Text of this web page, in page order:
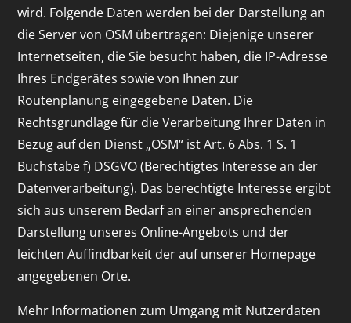
wird. Folgende Daten werden bei der Darstellung an
die Server von OSM übertragen: Diejenige unserer
Internetseiten, die Sie besucht haben, die IP-Adresse
Ihres Endgerätes sowie von Ihnen zur
Routenplanung eingegebene Daten. Die
Rechtsgrundlage für die Verarbeitung Ihrer Daten in
Bezug auf den Dienst „OSM“ ist Art. 6 Abs. 1 S. 1
Buchstabe f) DSGVO (Berechtigtes Interesse an der
Datenverarbeitung). Das berechtigte Interesse ergibt
sich aus unserem Bedarf an einer ansprechenden
Darstellung unseres Online-Angebots und der
leichten Auffindbarkeit der auf unserer Homepage
angegebenen Orte.
Mehr Informationen zum Umgang mit Nutzerdaten